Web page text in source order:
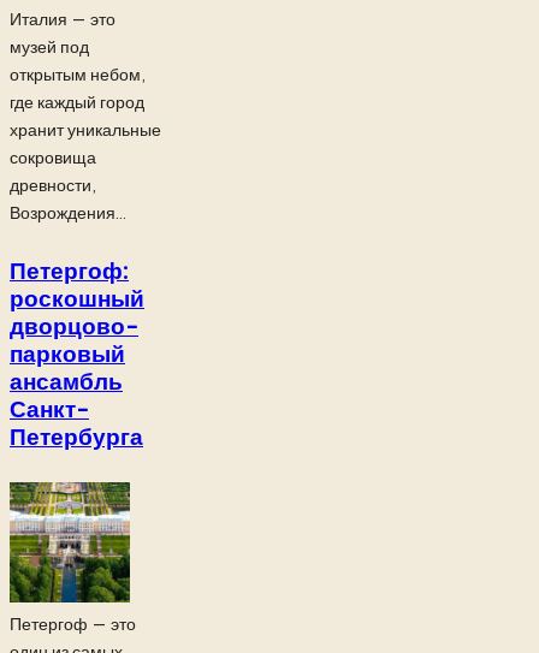
Италия — это
музей под
открытым небом,
где каждый город
хранит уникальные
сокровища
древности,
Возрождения...
Петергоф:
роскошный
дворцово-
парковый
ансамбль
Санкт-
Петербурга
Петергоф — это